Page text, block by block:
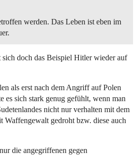
werden. Das Leben ist eben im
doch das Beispiel Hitler wieder auf
als erst nach dem Angriff auf Polen
es sich stark genug gefühlt, wenn man
nicht nur verhalten mit dem
Waffengewalt gedroht bzw. diese auch
die angegriffenen gegen